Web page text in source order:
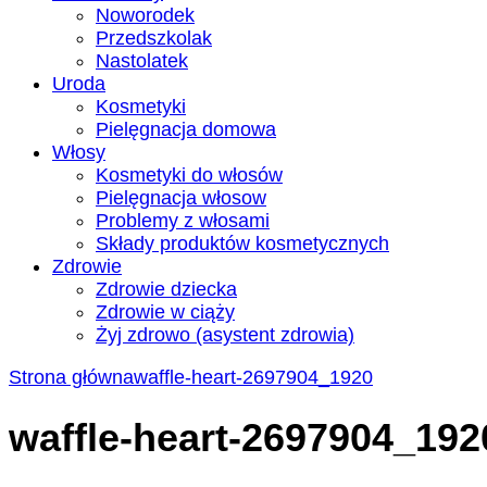
Noworodek
Przedszkolak
Nastolatek
Uroda
Kosmetyki
Pielęgnacja domowa
Włosy
Kosmetyki do włosów
Pielęgnacja włosow
Problemy z włosami
Składy produktów kosmetycznych
Zdrowie
Zdrowie dziecka
Zdrowie w ciąży
Żyj zdrowo (asystent zdrowia)
Strona głównawaffle-heart-2697904_1920
waffle-heart-